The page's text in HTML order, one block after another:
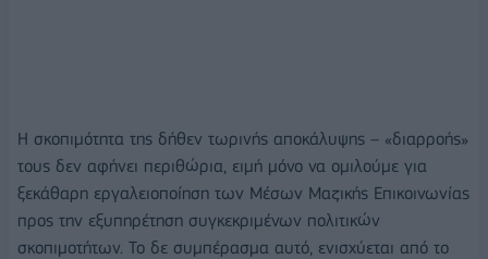
Η σκοπιμότητα της δήθεν τωρινής αποκάλυψης – «διαρροής»
τους δεν αφήνει περιθώρια, ειμή μόνο να ομιλούμε για
ξεκάθαρη εργαλειοποίηση των Μέσων Μαζικής Επικοινωνίας
προς την εξυπηρέτηση συγκεκριμένων πολιτικών
σκοπιμοτήτων. Το δε συμπέρασμα αυτό, ενισχύεται από το